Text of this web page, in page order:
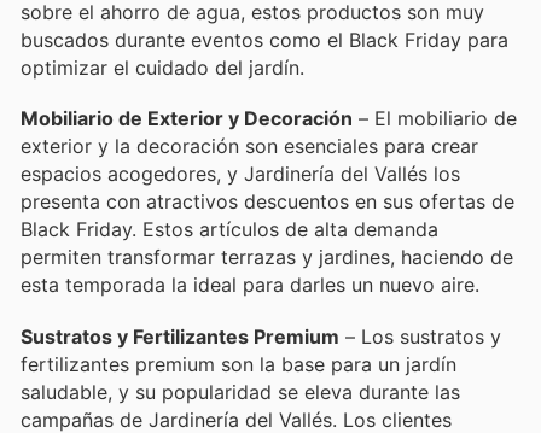
sobre el ahorro de agua, estos productos son muy
buscados durante eventos como el Black Friday para
optimizar el cuidado del jardín.
Mobiliario de Exterior y Decoración – El mobiliario de
exterior y la decoración son esenciales para crear
espacios acogedores, y Jardinería del Vallés los
presenta con atractivos descuentos en sus ofertas de
Black Friday. Estos artículos de alta demanda
permiten transformar terrazas y jardines, haciendo de
esta temporada la ideal para darles un nuevo aire.
Sustratos y Fertilizantes Premium – Los sustratos y
fertilizantes premium son la base para un jardín
saludable, y su popularidad se eleva durante las
campañas de Jardinería del Vallés. Los clientes